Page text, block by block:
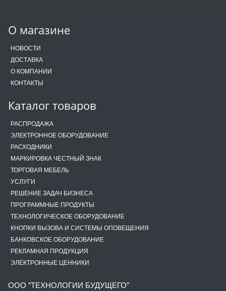
О магазине
НОВОСТИ
ДОСТАВКА
О КОМПАНИИ
КОНТАКТЫ
Каталог товаров
РАСПРОДАЖА
ЭЛЕКТРОННОЕ ОБОРУДОВАНИЕ
РАСХОДНИКИ
МАРКИРОВКА ЧЕСТНЫЙ ЗНАК
ТОРГОВАЯ МЕБЕЛЬ
УСЛУГИ
РЕШЕНИЕ ЗАДАЧ БИЗНЕСА
ПРОГРАММНЫЕ ПРОДУКТЫ
ТЕХНОЛОГИЧЕСКОЕ ОБОРУДОВАНИЕ
КНОПКИ ВЫЗОВА И СИСТЕМЫ ОПОВЕЩЕНИЯ
БАНКОВСКОЕ ОБОРУДОВАНИЕ
РЕКЛАМНАЯ ПРОДУКЦИЯ
ЭЛЕКТРОННЫЕ ЦЕННИКИ
ООО "ТЕХНОЛОГИИ БУДУЩЕГО"